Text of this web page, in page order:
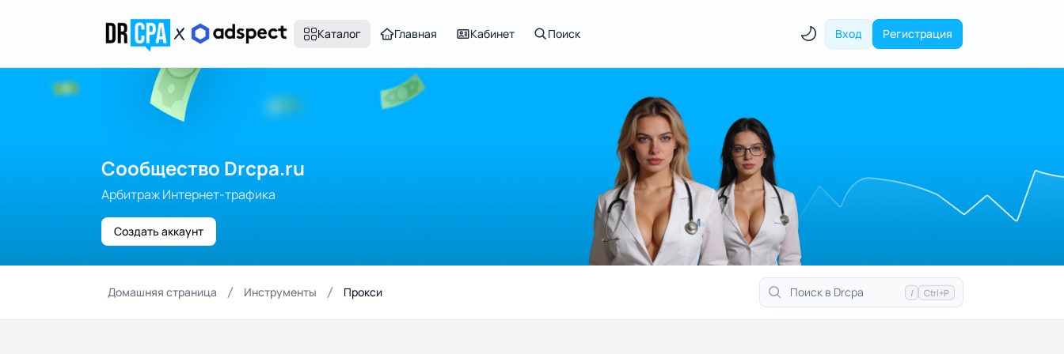
Каталог Главная Кабинет Поиск Вход Регистрация
Сообщество Drcpa.ru
Арбитраж Интернет-трафика
Создать аккаунт
Домашняя страница Инструменты Прокси / Ctrl+P